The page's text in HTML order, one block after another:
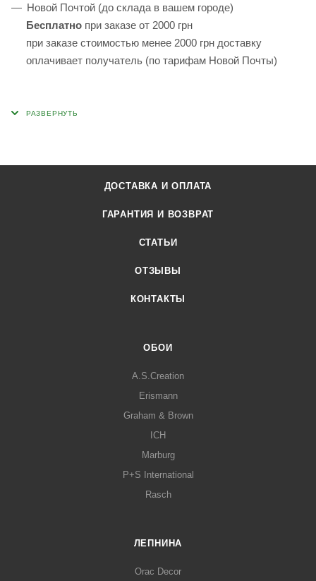
Новой Почтой (до склада в вашем городе)
Бесплатно при заказе от 2000 грн
при заказе стоимостью менее 2000 грн доставку
оплачивает получатель (по тарифам Новой Почты)
ДОСТАВКА И ОПЛАТА
ГАРАНТИЯ И ВОЗВРАТ
СТАТЬИ
ОТЗЫВЫ
КОНТАКТЫ
ОБОИ
A.S.Creation
Erismann
Graham & Brown
ICH
Marburg
P+S International
Rasch
ЛЕПНИНА
Orac Decor